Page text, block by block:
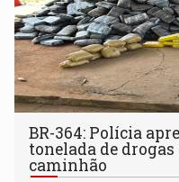
BR-364: Polícia
tonelada de
caminhão